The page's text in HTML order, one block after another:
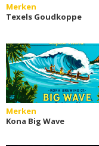
Merken
Texels Goudkoppe
Merken
Kona Big Wave